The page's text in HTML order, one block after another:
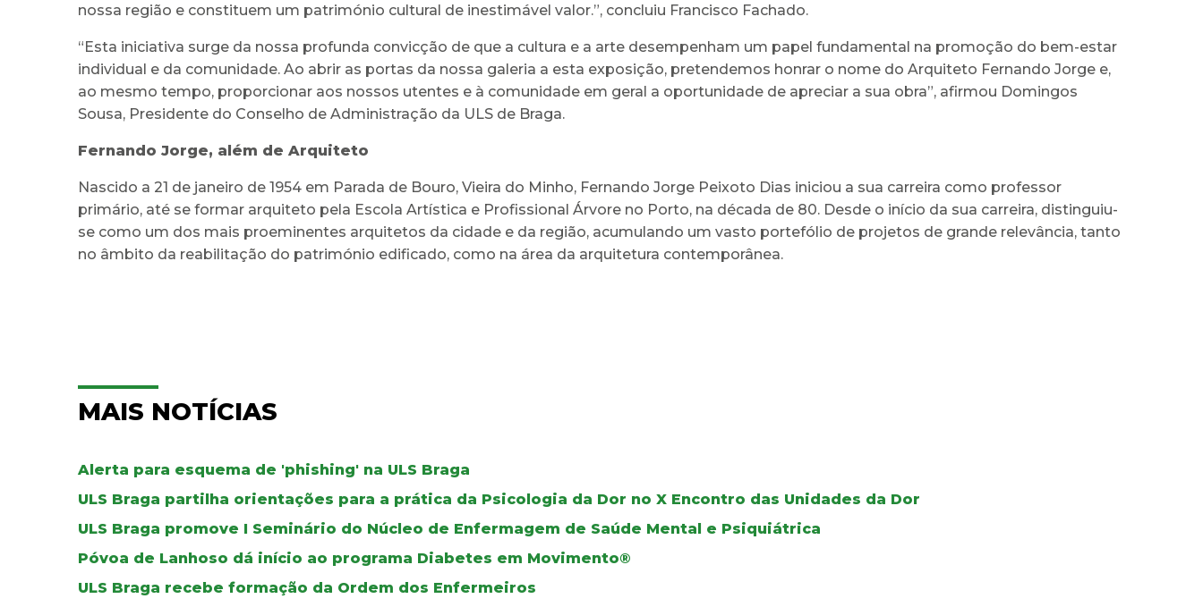
nossa região e constituem um património cultural de inestimável valor.”, concluiu Francisco Fachado.
“Esta iniciativa surge da nossa profunda convicção de que a cultura e a arte desempenham um papel fundamental na promoção do bem-estar
individual e da comunidade. Ao abrir as portas da nossa galeria a esta exposição, pretendemos honrar o nome do Arquiteto Fernando Jorge e,
ao mesmo tempo, proporcionar aos nossos utentes e à comunidade em geral a oportunidade de apreciar a sua obra”, afirmou Domingos
Sousa, Presidente do Conselho de Administração da ULS de Braga.
Fernando Jorge, além de Arquiteto
Nascido a 21 de janeiro de 1954 em Parada de Bouro, Vieira do Minho, Fernando Jorge Peixoto Dias iniciou a sua carreira como professor
primário, até se formar arquiteto pela Escola Artística e Profissional Árvore no Porto, na década de 80. Desde o início da sua carreira, distinguiu-
se como um dos mais proeminentes arquitetos da cidade e da região, acumulando um vasto portefólio de projetos de grande relevância, tanto
no âmbito da reabilitação do património edificado, como na área da arquitetura contemporânea.
MAIS NOTÍCIAS
Alerta para esquema de 'phishing' na ULS Braga
ULS Braga partilha orientações para a prática da Psicologia da Dor no X Encontro das Unidades da Dor
ULS Braga promove I Seminário do Núcleo de Enfermagem de Saúde Mental e Psiquiátrica
Póvoa de Lanhoso dá início ao programa Diabetes em Movimento®
ULS Braga recebe formação da Ordem dos Enfermeiros